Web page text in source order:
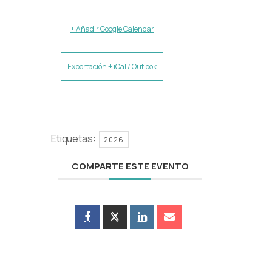
+ Añadir Google Calendar
Exportación + iCal / Outlook
Etiquetas: 2026
COMPARTE ESTE EVENTO